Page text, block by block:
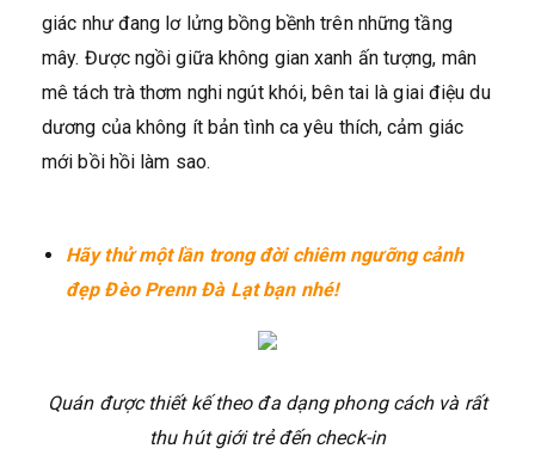
giác như đang lơ lửng bồng bềnh trên những tầng
mây. Được ngồi giữa không gian xanh ấn tượng, mân
mê tách trà thơm nghi ngút khói, bên tai là giai điệu du
dương của không ít bản tình ca yêu thích, cảm giác
mới bồi hồi làm sao.
Hãy thử một lần trong đời chiêm ngưỡng cảnh
đẹp Đèo Prenn Đà Lạt bạn nhé!
Quán được thiết kế theo đa dạng phong cách và rất
thu hút giới trẻ đến check-in